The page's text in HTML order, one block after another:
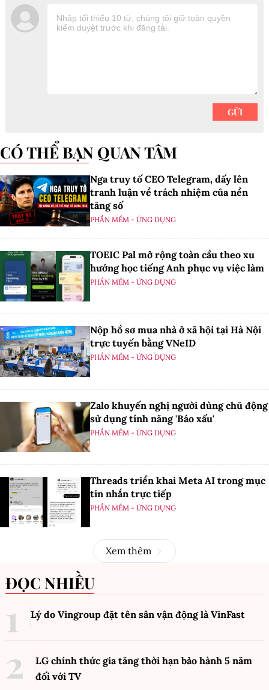
CÓ THỂ BẠN QUAN TÂM
Nga truy tố CEO Telegram, dấy lên
tranh luận về trách nhiệm của nền
tảng số
PHẦN MỀM - ỨNG DỤNG
TOEIC Pal mở rộng toàn cầu theo xu
hướng học tiếng Anh phục vụ việc làm
PHẦN MỀM - ỨNG DỤNG
Nộp hồ sơ mua nhà ở xã hội tại Hà Nội
trực tuyến bằng VNeID
PHẦN MỀM - ỨNG DỤNG
Zalo khuyến nghị người dùng chủ động
sử dụng tính năng 'Báo xấu'
PHẦN MỀM - ỨNG DỤNG
Threads triển khai Meta AI trong mục
tin nhắn trực tiếp
PHẦN MỀM - ỨNG DỤNG
Xem thêm
ĐỌC NHIỀU
Lý do Vingroup đặt tên sân vận động là VinFast
LG chính thức gia tăng thời hạn bảo hành 5 năm
đối với TV